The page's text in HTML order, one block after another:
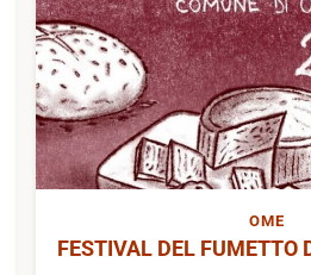
OME
FESTIVAL DEL FUMETTO